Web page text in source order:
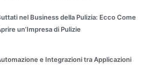
nel Business della Pulizia: Ecco Come
un’Impresa di Pulizie
e Integrazioni tra Applicazioni